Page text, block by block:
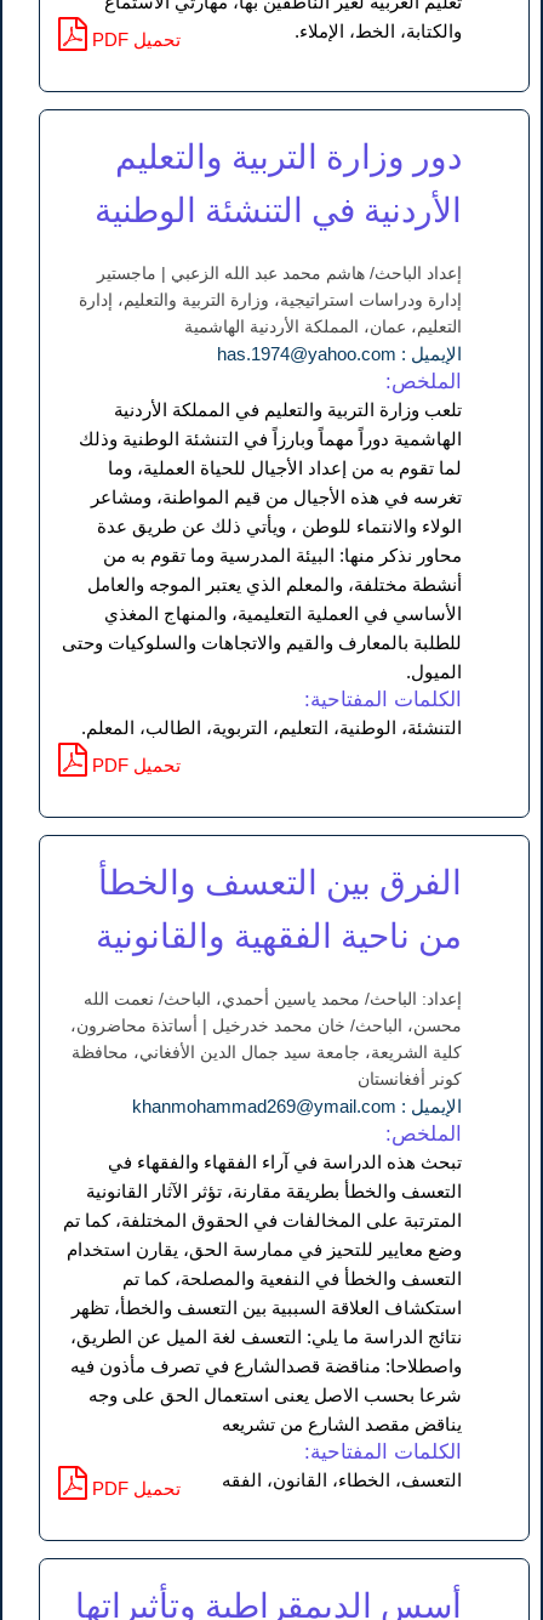
والكتابة، الخط، الإملاء.
PDF تحميل
دور وزارة التربية والتعليم
الأردنية في التنشئة الوطنية
إعداد الباحث/ هاشم محمد عبد الله الزعبي | ماجستير
إدارة ودراسات استراتيجية، وزارة التربية والتعليم، إدارة
التعليم، عمان، المملكة الأردنية الهاشمية
الإيميل : has.1974@yahoo.com
الملخص:
تلعب وزارة التربية والتعليم في المملكة الأردنية
الهاشمية دوراً مهماً وبارزاً في التنشئة الوطنية وذلك
لما تقوم به من إعداد الأجيال للحياة العملية، وما
تغرسه في هذه الأجيال من قيم المواطنة، ومشاعر
الولاء والانتماء للوطن ، ويأتي ذلك عن طريق عدة
محاور نذكر منها: البيئة المدرسية وما تقوم به من
أنشطة مختلفة، والمعلم الذي يعتبر الموجه والعامل
الأساسي في العملية التعليمية، والمنهاج المغذي
للطلبة بالمعارف والقيم والاتجاهات والسلوكيات وحتى
الميول.
الكلمات المفتاحية:
التنشئة، الوطنية، التعليم، التربوية، الطالب، المعلم.
PDF تحميل
الفرق بين التعسف والخطأ
من ناحية الفقهية والقانونية
إعداد: الباحث/ محمد ياسين أحمدي، الباحث/ نعمت الله
محسن، الباحث/ خان محمد خدرخيل | أساتذة محاضرون،
کلية الشريعة، جامعة سيد جمال الدين الأفغاني، محافظة
کونر أفغانستان
الإيميل : khanmohammad269@ymail.com
الملخص:
تبحث هذه الدراسة في آراء الفقهاء والفقهاء في
التعسف والخطأ بطريقة مقارنة، تؤثر الآثار القانونية
المترتبة على المخالفات في الحقوق المختلفة، كما تم
وضع معايير للتحيز في ممارسة الحق، يقارن استخدام
التعسف والخطأ في النفعية والمصلحة، كما تم
استكشاف العلاقة السببية بين التعسف والخطأ، تظهر
نتائج الدراسة ما يلي: التعسف لغة الميل عن الطريق،
واصطلاحا: مناقضة قصدالشارع في تصرف مأذون فيه
شرعا بحسب الاصل يعنی استعمال الحق علی وجه
يناقض مقصد الشارع من تشريعه
الكلمات المفتاحية:
التعسف، الخطاء، القانون، الفقه PDF تحميل
أسس الديمقراطية وتأثيراتها